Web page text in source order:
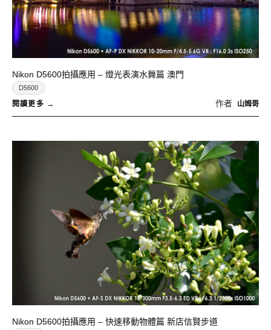
Nikon D5600拍攝應用 – 燈光表演水舞篇 澳門
D5600
作者 山姆哥
Nikon D5600拍攝應用 – 快速移動物體篇 新店信賢步道